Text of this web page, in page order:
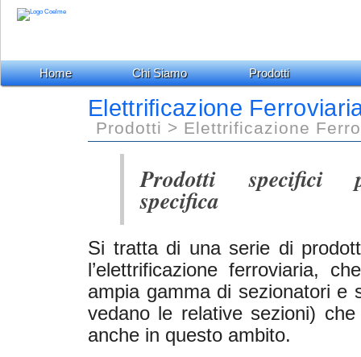
Home Chi Siamo Prodotti
Elettrificazione
Prodotti > Elettrificazione
Prodotti specifici
specifica
Si tratta di una serie di
l’elettrificazione ferroviaria,
ampia gamma di sezionatori e
vedano le relative sezioni)
anche in questo ambito.